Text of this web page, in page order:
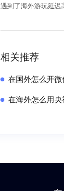
遇到了海外游玩延迟
相关推荐
在国外怎么开
在海外怎么用